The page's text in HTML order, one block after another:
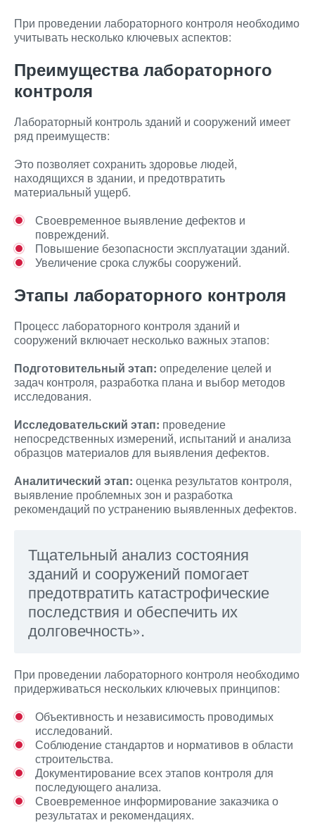
При проведении лабораторного контроля необходимо
учитывать несколько ключевых аспектов:
Преимущества лабораторного
контроля
Лабораторный контроль зданий и сооружений имеет
ряд преимуществ:
Это позволяет сохранить здоровье людей,
находящихся в здании, и предотвратить
материальный ущерб.
Своевременное выявление дефектов и
повреждений.
Повышение безопасности эксплуатации зданий.
Увеличение срока службы сооружений.
Этапы лабораторного контроля
Процесс лабораторного контроля зданий и
сооружений включает несколько важных этапов:
Подготовительный этап: определение целей и
задач контроля, разработка плана и выбор методов
исследования.
Исследовательский этап: проведение
непосредственных измерений, испытаний и анализа
образцов материалов для выявления дефектов.
Аналитический этап: оценка результатов контроля,
выявление проблемных зон и разработка
рекомендаций по устранению выявленных дефектов.
Тщательный анализ состояния
зданий и сооружений помогает
предотвратить катастрофические
последствия и обеспечить их
долговечность».
При проведении лабораторного контроля необходимо
придерживаться нескольких ключевых принципов:
Объективность и независимость проводимых
исследований.
Соблюдение стандартов и нормативов в области
строительства.
Документирование всех этапов контроля для
последующего анализа.
Своевременное информирование заказчика о
результатах и рекомендациях.